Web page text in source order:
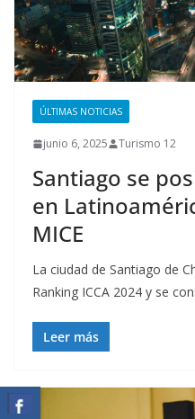
ÚLTIMAS NOTICIAS
junio 6, 2025 Turismo 12
Santiago se
en
MICE
La ciudad de Santiago de
Ranking ICCA 2024 y se
Leer más